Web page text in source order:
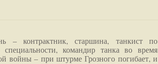
– контрактник, старшина, танкист по
специальности, командир танка во время
войны – при штурме Грозного погибает, и